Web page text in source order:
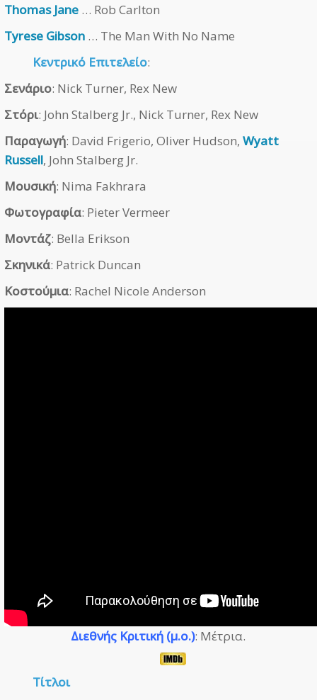
Thomas Jane … Rob Carlton
Tyrese Gibson … The Man With No Name
Κεντρικό Επιτελείο:
Σενάριο: Nick Turner, Rex New
Στόρι: John Stalberg Jr., Nick Turner, Rex New
Παραγωγή: David Frigerio, Oliver Hudson, Wyatt
Russell, John Stalberg Jr.
Μουσική: Nima Fakhrara
Φωτογραφία: Pieter Vermeer
Μοντάζ: Bella Erikson
Σκηνικά: Patrick Duncan
Κοστούμια: Rachel Nicole Anderson
Διεθνής Κριτική (μ.ο.): Μέτρια.
Τίτλοι